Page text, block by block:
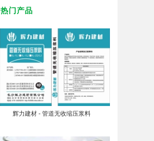
热门产品
辉力建材 - 管道无收缩压浆料